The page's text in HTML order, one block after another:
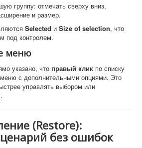
группу: отмечать сверху вниз,
и размер.
Selected и Size of selection, что
под контролем.
меню
указано, что правый клик по списку
меню с дополнительными опциями. Это
управлять выбором или
(Restore):
без ошибок